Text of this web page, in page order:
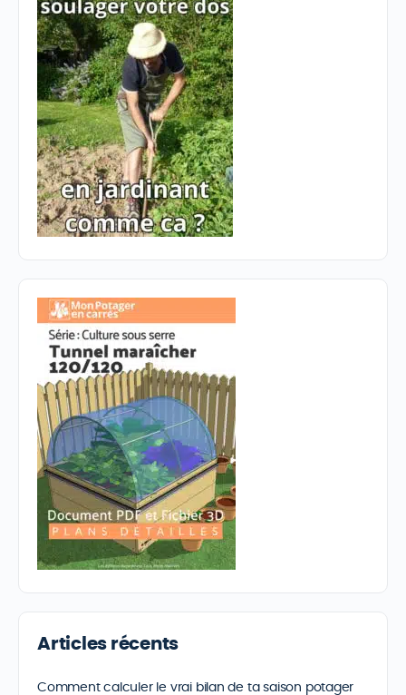
Articles récents
Comment calculer le vrai bilan de ta saison potager